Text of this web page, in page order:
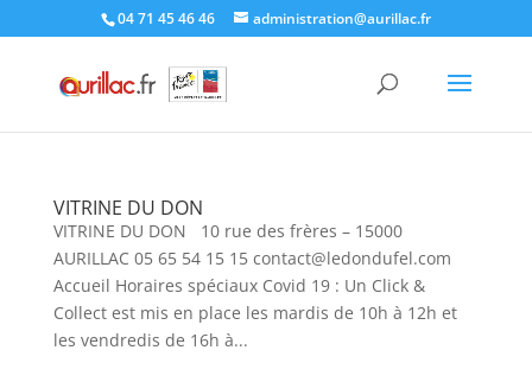
04 71 45 46 46 administration@aurillac.fr
VITRINE DU DON
VITRINE DU DON 10 rue des frères – 15000
AURILLAC 05 65 54 15 15 contact@ledondufel.com
Accueil Horaires spéciaux Covid 19 : Un Click &
Collect est mis en place les mardis de 10h à 12h et
les vendredis de 16h à...